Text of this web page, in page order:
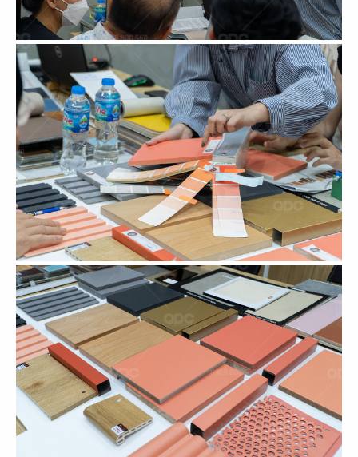
61
ASANOHA
CN Vincom Đồng Khởi, Quận 1
62
THE STREET
CN Nguyễn Thái Học
63
THE STREET
CN Sương Nguyệt Ánh
64
THE STREET
CN Phan Đăng Lưu
65
THE STREET
66
THE STREET